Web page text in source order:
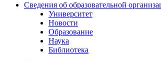
Сведения об образовательной
Университет
Новости
Образование
Наука
Библиотека